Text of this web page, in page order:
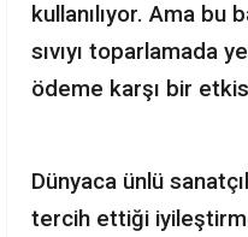
kullanılıyor. Ama bu
sıvıyı toparlamada
ödeme karşı bir
Dünyaca ünlü
tercih ettiği